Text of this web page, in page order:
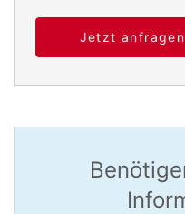
Jetzt anfragen